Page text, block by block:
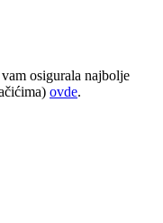
osigurala najbolje
ovde.